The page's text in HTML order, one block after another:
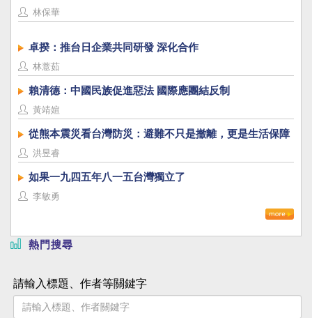
林保華
卓揆：推台日企業共同研發 深化合作
林薏茹
賴清德：中國民族促進惡法 國際應團結反制
黃靖媗
從熊本震災看台灣防災：避難不只是撤離，更是生活保障
洪昱睿
如果一九四五年八一五台灣獨立了
李敏勇
熱門搜尋
請輸入標題、作者等關鍵字